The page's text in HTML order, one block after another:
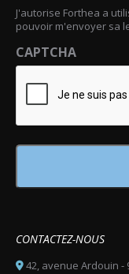
J'autorise Forthea a
pouvoir m'envoyer sa
CAPTCHA
CONTACTEZ-NOUS
42, avenue Ardouin -